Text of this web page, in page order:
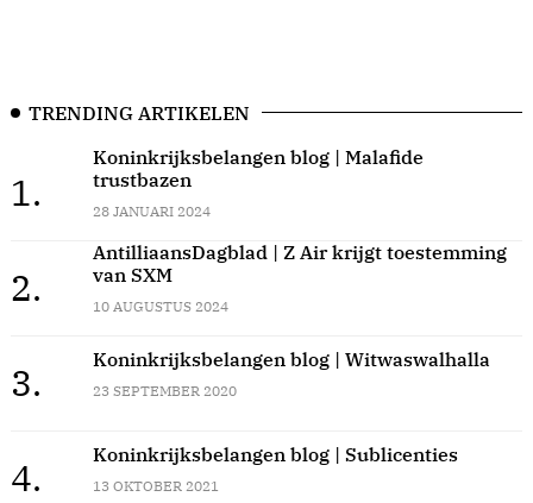
TRENDING ARTIKELEN
1.
Koninkrijksbelangen blog | Malafide
trustbazen
28 JANUARI 2024
2.
AntilliaansDagblad | Z Air krijgt toestemming
van SXM
10 AUGUSTUS 2024
3.
Koninkrijksbelangen blog | Witwaswalhalla
23 SEPTEMBER 2020
4.
Koninkrijksbelangen blog | Sublicenties
13 OKTOBER 2021